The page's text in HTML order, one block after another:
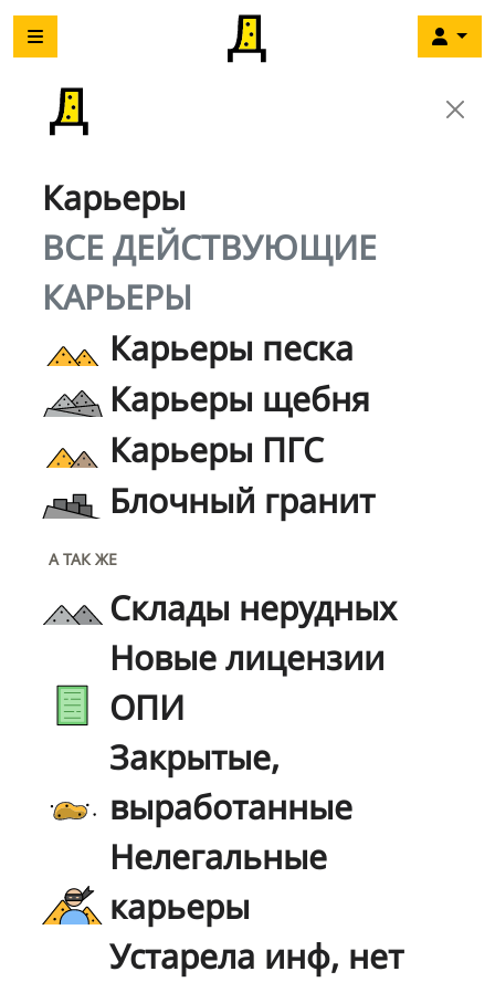
Карьеры
ВСЕ ДЕЙСТВУЮЩИЕ
КАРЬЕРЫ
Карьеры песка
Карьеры щебня
Карьеры ПГС
Блочный гранит
А ТАК ЖЕ
Склады нерудных
Новые лицензии
ОПИ
Закрытые,
выработанные
Нелегальные
карьеры
Устарела инф, нет